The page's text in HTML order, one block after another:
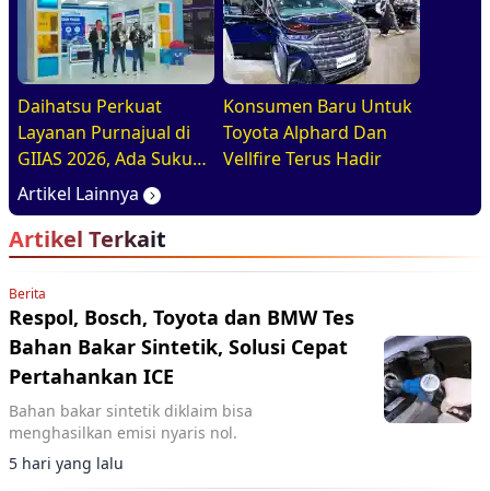
Daihatsu Perkuat
Layanan Purnajual di
GIIAS 2026, Ada Suku
Cadang Murahnya
Konsumen Baru Untuk
Toyota Alphard Dan
Vellfire Terus Hadir
Artikel Lainnya
Artikel Terkait
Berita
Respol, Bosch, Toyota dan BMW Tes
Bahan Bakar Sintetik, Solusi Cepat
Pertahankan ICE
Bahan bakar sintetik diklaim bisa
menghasilkan emisi nyaris nol.
5 hari yang lalu